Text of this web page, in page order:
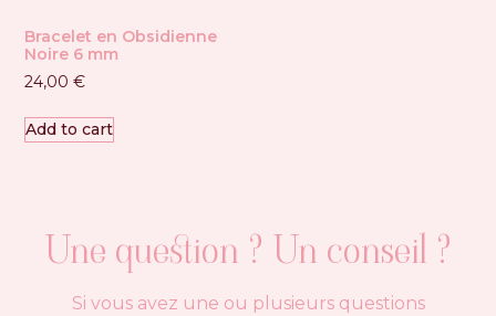
Bracelet en Obsidienne
Noire 6 mm
24,00€
Add to cart
Une question ? Un conseil ?
Si vous avez une ou plusieurs questions